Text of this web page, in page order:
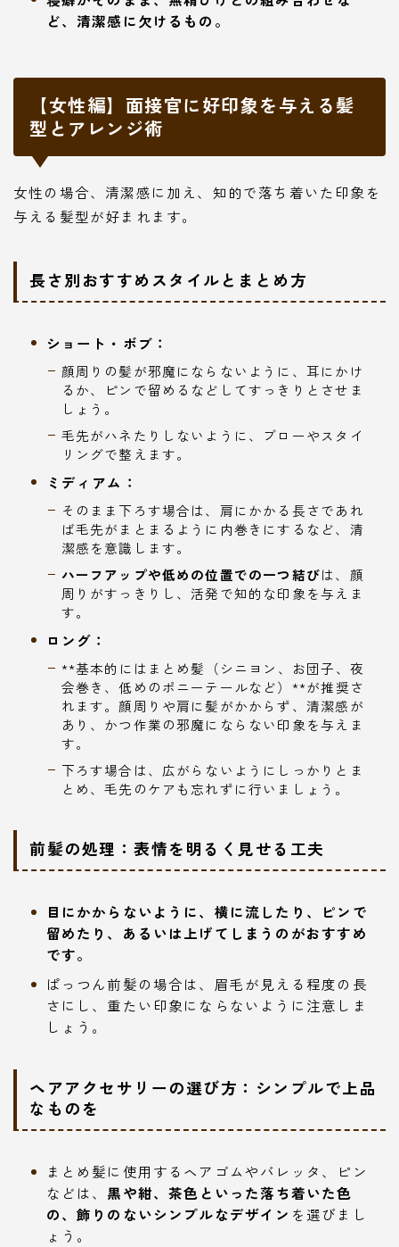
ど、清潔感に欠けるもの。
【女性編】面接官に好印象を与える髪
型とアレンジ術
女性の場合、清潔感に加え、知的で落ち着いた印象を
与える髪型が好まれます。
長さ別おすすめスタイルとまとめ方
ショート・ボブ：
顔周りの髪が邪魔にならないように、耳にかけ
るか、ピンで留めるなどしてすっきりとさせま
しょう。
毛先がハネたりしないように、ブローやスタイ
リングで整えます。
ミディアム：
そのまま下ろす場合は、肩にかかる長さであれ
ば毛先がまとまるように内巻きにするなど、清
潔感を意識します。
ハーフアップや低めの位置での一つ結びは、顔
周りがすっきりし、活発で知的な印象を与えま
す。
ロング：
**基本的にはまとめ髪（シニヨン、お団子、夜
会巻き、低めのポニーテールなど）**が推奨さ
れます。顔周りや肩に髪がかからず、清潔感が
あり、かつ作業の邪魔にならない印象を与えま
す。
下ろす場合は、広がらないようにしっかりとま
とめ、毛先のケアも忘れずに行いましょう。
前髪の処理：表情を明るく見せる工夫
目にかからないように、横に流したり、ピンで
留めたり、あるいは上げてしまうのがおすすめ
です。
ぱっつん前髪の場合は、眉毛が見える程度の長
さにし、重たい印象にならないように注意しま
しょう。
ヘアアクセサリーの選び方：シンプルで上品
なものを
まとめ髪に使用するヘアゴムやバレッタ、ピン
などは、 黒や紺、茶色といった落ち着いた色
の、飾りのないシンプルなデザイン を選びまし
ょう。